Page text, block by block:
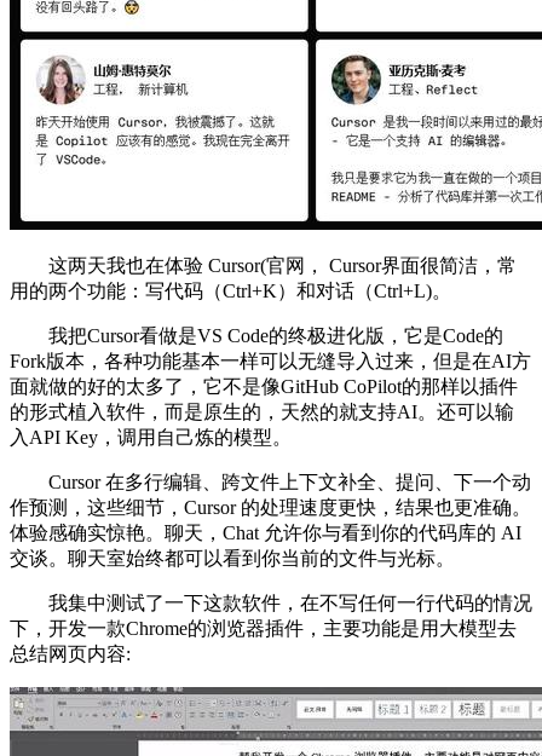
这两天我也在体验 Cursor(官网， Cursor界面很简洁，常
用的两个功能：写代码（Ctrl+K）和对话（Ctrl+L)。
我把Cursor看做是VS Code的终极进化版，它是Code的
Fork版本，各种功能基本一样可以无缝导入过来，但是在AI方
面就做的好的太多了，它不是像GitHub CoPilot的那样以插件
的形式植入软件，而是原生的，天然的就支持AI。还可以输
入API Key，调用自己炼的模型。
Cursor 在多行编辑、跨文件上下文补全、提问、下一个动
作预测，这些细节，Cursor 的处理速度更快，结果也更准确。
体验感确实惊艳。聊天，Chat 允许你与看到你的代码库的 AI
交谈。聊天室始终都可以看到你当前的文件与光标。
我集中测试了一下这款软件，在不写任何一行代码的情况
下，开发一款Chrome的浏览器插件，主要功能是用大模型去
总结网页内容: